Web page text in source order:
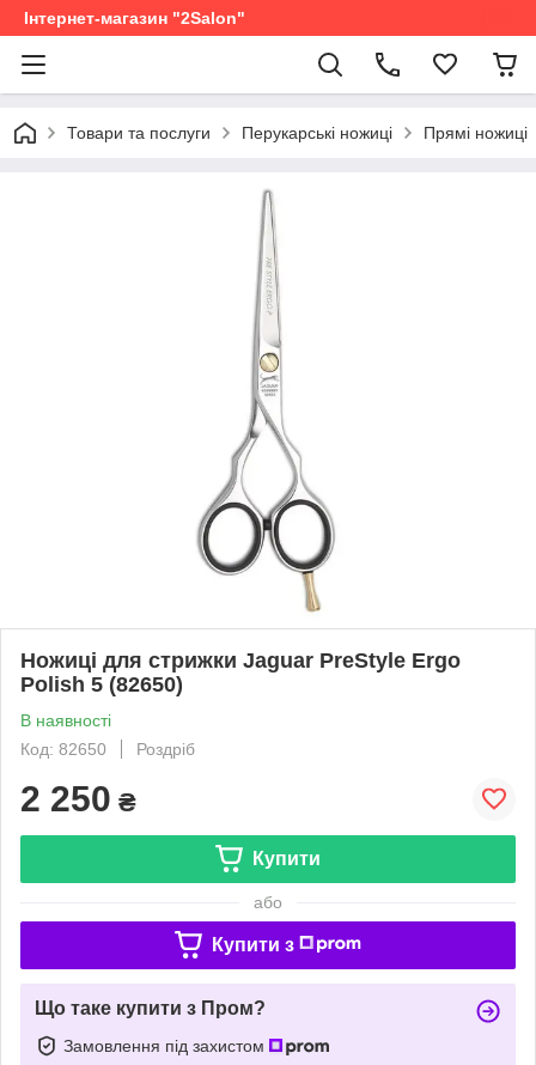
Інтернет-магазин "2Salon"
Товари та послуги Перукарські ножиці Прямі ножиці
Ножиці для стрижки Jaguar PreStyle Ergo
Polish 5 (82650)
В наявності
Код: 82650
Роздріб
2 250 ₴
Купити
або
Купити з
Що таке купити з Пром?
Замовлення під захистом